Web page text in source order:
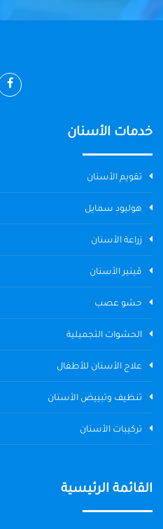
خدمات الأسنان
تقويم الأسنان
هوليود سمايل
زراعة الأسنان
ڤينير الأسنان
حشو عصب
الحشوات التجميلية
علاج الأسنان للأطفال
تنظيف وتبييض الأسنان
تركيبات الأسنان
القائمة الرئيسية